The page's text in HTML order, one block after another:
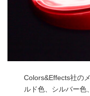
Colors&Effects社の
ルド色、シルバー色